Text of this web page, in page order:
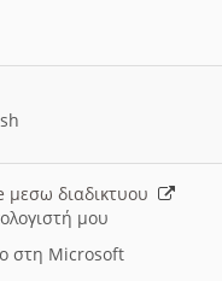
μεσω διαδικτυου
μου
στη Microsoft